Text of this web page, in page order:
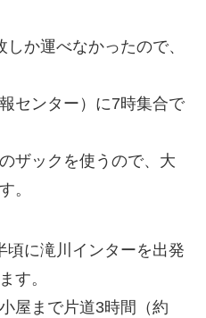
か運べなかったので、
センター）に7時集合で
ザックを使うので、大
。
頃に滝川インターを出発
す。
屋まで片道3時間（約